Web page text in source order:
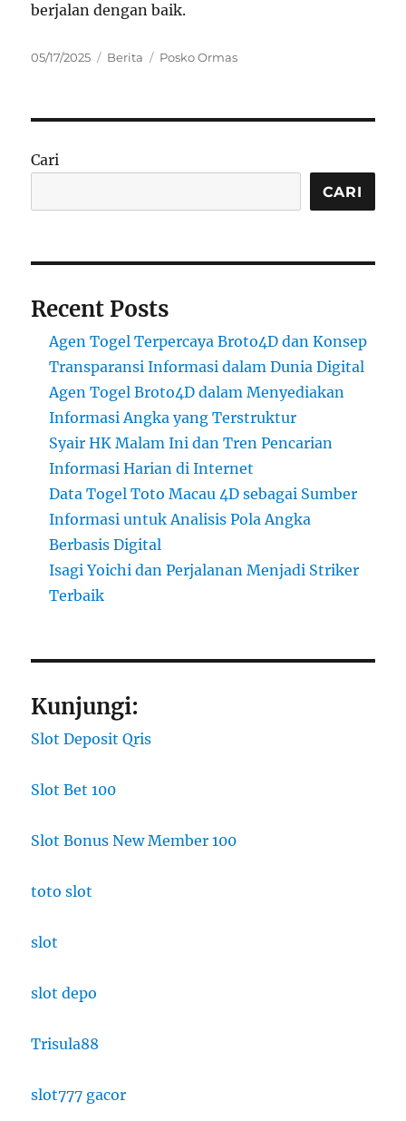
berjalan dengan baik.
Posted
05/17/2025 Categories
Berita Tags
Posko Ormas
Cari
CARI
Recent Posts
Agen Togel Terpercaya Broto4D dan Konsep
Transparansi Informasi dalam Dunia Digital
Agen Togel Broto4D dalam Menyediakan
Informasi Angka yang Terstruktur
Syair HK Malam Ini dan Tren Pencarian
Informasi Harian di Internet
Data Togel Toto Macau 4D sebagai Sumber
Informasi untuk Analisis Pola Angka
Berbasis Digital
Isagi Yoichi dan Perjalanan Menjadi Striker
Terbaik
Kunjungi:
Slot Deposit Qris
Slot Bet 100
Slot Bonus New Member 100
toto slot
slot
slot depo
Trisula88
slot777 gacor